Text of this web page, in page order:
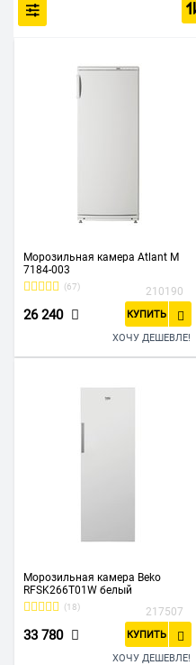
Морозильная камера Atlant М
7184-003
(67) 210190
26 240 КУПИТЬ
ХОЧУ ДЕШЕВЛЕ!
Морозильная камера Beko
RFSK266T01W белый
(18) 217507
33 780 КУПИТЬ
ХОЧУ ДЕШЕВЛЕ!